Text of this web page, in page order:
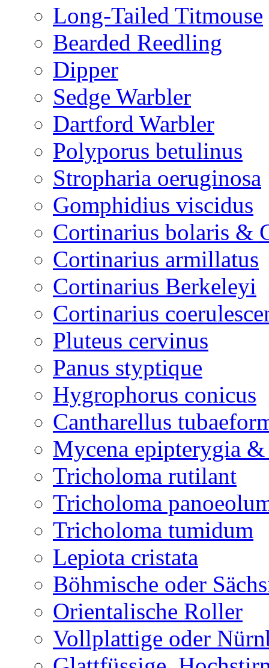
Long-Tailed Titmouse
Bearded Reedling
Dipper
Sedge Warbler
Dartford Warbler
Polyporus betulinus
Stropharia oeruginosa
Gomphidius viscidus
Cortinarius bolaris &
Cortinarius armillatus
Cortinarius Berkeleyi
Cortinarius
Pluteus cervinus
Panus styptique
Hygrophorus conicus
Cantharellus
Mycena epipterygia
Tricholoma rutilant
Tricholoma
Tricholoma tumidum
Lepiota cristata
Böhmische oder
Orientalische Roller
Vollplattige oder